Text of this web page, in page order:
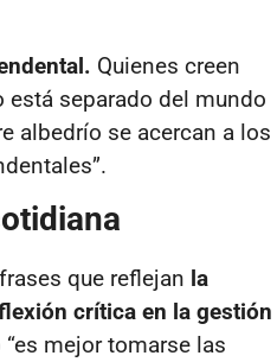
Quienes creen
está separado del mundo
albedrío se acercan a los
que reflejan la
crítica en la gestión
“es mejor tomarse las